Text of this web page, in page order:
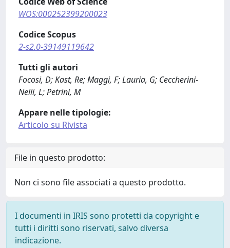
WOS:000252399200023
Codice Scopus
2-s2.0-39149119642
Tutti gli autori
Focosi, D; Kast, Re; Maggi, F; Lauria, G; Ceccherini-
Nelli, L; Petrini, M
Appare nelle tipologie:
Articolo su Rivista
File in questo prodotto:
Non ci sono file associati a questo prodotto.
I documenti in IRIS sono protetti da copyright e
tutti i diritti sono riservati, salvo diversa
indicazione.